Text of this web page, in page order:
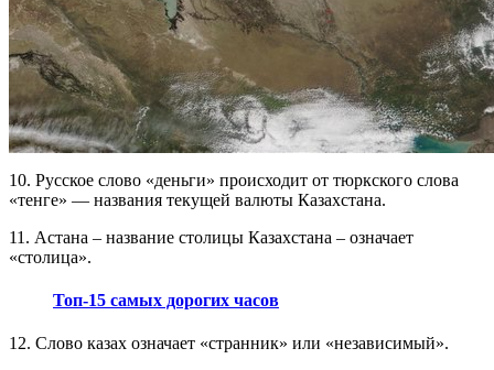
10. Русское слово «деньги» происходит от тюркского слова
«тенге» — названия текущей валюты Казахстана.
11. Астана – название столицы Казахстана – означает
«столица».
Топ-15 самых дорогих часов
12. Слово казах означает «странник» или «независимый».